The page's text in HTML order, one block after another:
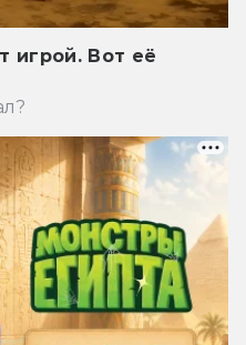
игрой. Вот её